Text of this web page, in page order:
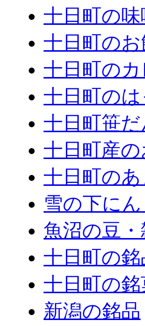
十日町の
十日町のお
十日町のカ
十日町の
十日町笹
十日町産
十日町の
雪の下に
魚沼の豆
十日町の銘
十日町の銘
新潟の銘品